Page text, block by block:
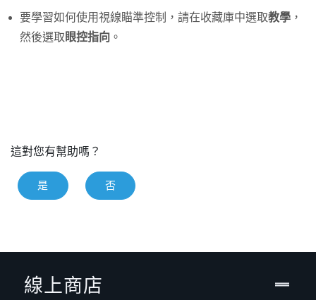
要學習如何使用視線瞄準控制，請在收藏庫中選取教學，
然後選取 眼控指向 。
這對您有幫助嗎？
是 否
線上商店